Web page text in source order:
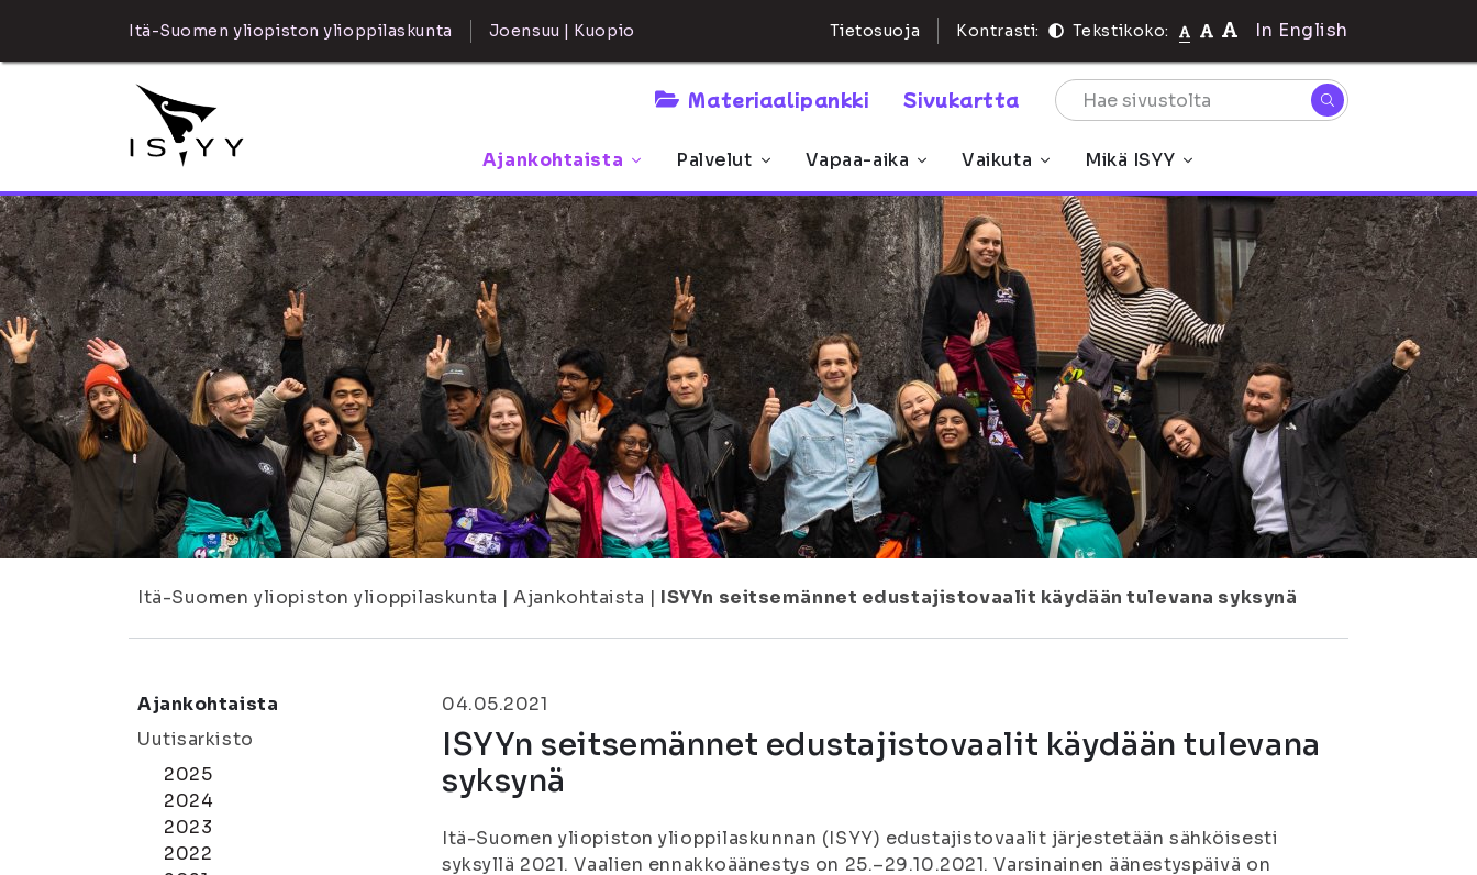
Itä-Suomen yliopiston ylioppilaskunta Joensuu | Kuopio Tietosuoja Kontrasti: Tekstikoko: In English
Materiaalipankki Sivukartta
Ajankohtaista Palvelut Vapaa-aika Vaikuta Mikä ISYY
Itä-Suomen yliopiston ylioppilaskunta | Ajankohtaista | ISYYn seitsemännet edustajistovaalit käydään tulevana syksynä
Ajankohtaista
Uutisarkisto
2025
2024
2023
2022
04.05.2021
ISYYn seitsemännet edustajistovaalit käydään tulevana
syksynä
Itä-Suomen yliopiston ylioppilaskunnan (ISYY) edustajistovaalit järjestetään sähköisesti
syksyllä 2021. Vaalien ennakkoäänestys on 25.–29.10.2021. Varsinainen äänestyspäivä on